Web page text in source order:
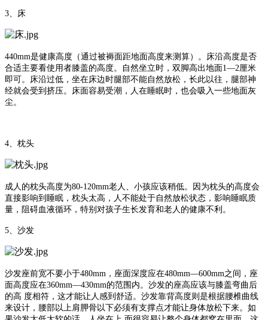
3、床
440mm是健康高度（通过被褥面距地面高度来测算）。床沿高度是否
合适主要看使用者膝盖的高度。自然坐立时，双脚高出地面1—2厘米
即可。床沿过低，坐在床边时腿部不能自然放松，长此以往，腿部神
经就会受到挤压。床面容易受潮，人在睡眠时，也会吸入一些地面灰
尘。
4、枕头
成人的枕头高度为80-120mm老人、小孩应该稍低。因为枕头的高度会
直接影响到睡眠，枕头太高，人不能处于自然放松状态，影响睡眠质
量，阻碍血液循环，特别对孩子生长发育和老人的健康不利。
5、沙发
沙发座前宽不要小于480mm，座面深度应在480mm—600mm之间，座
面高度应在360mm—430mm的范围内。沙发的座高应该与膝盖弯曲后
的高 度相符，这才能让人感到舒适。沙发靠背高度则是根据腰椎曲线
来设计，腰部以上肩胛骨以下必须有支撑点才能让身体放松下来。如